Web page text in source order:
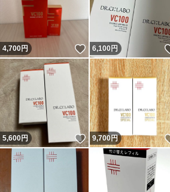
4,700円 いいね！
6,100円
5,600円 いいね！
9,700円